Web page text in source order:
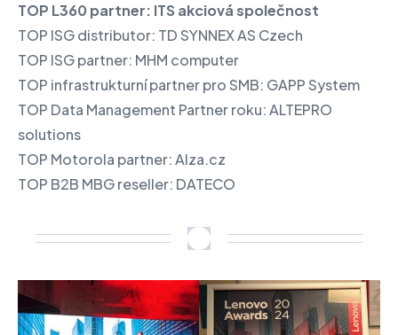
TOP L360 partner: ITS akciová společnost
TOP ISG distributor: TD SYNNEX AS Czech
TOP ISG partner: MHM computer
TOP infrastrukturní partner pro SMB: GAPP System
TOP Data Management Partner roku: ALTEPRO
solutions
TOP Motorola partner: Alza.cz
TOP B2B MBG reseller: DATECO